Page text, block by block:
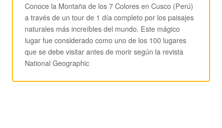
Conoce la Montaña de los 7 Colores en Cusco (Perú)
a través de un tour de 1 día completo por los paisajes
naturales más increíbles del mundo. Este mágico
lugar fue considerado como uno de los 100 lugares
que se debe visitar antes de morir según la revista
National Geographic